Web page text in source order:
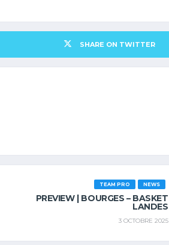
SHARE ON TWITTER
NEWS
TEAM PRO
PREVIEW | BOURGES – BASKET
LANDES
3 OCTOBRE 2025